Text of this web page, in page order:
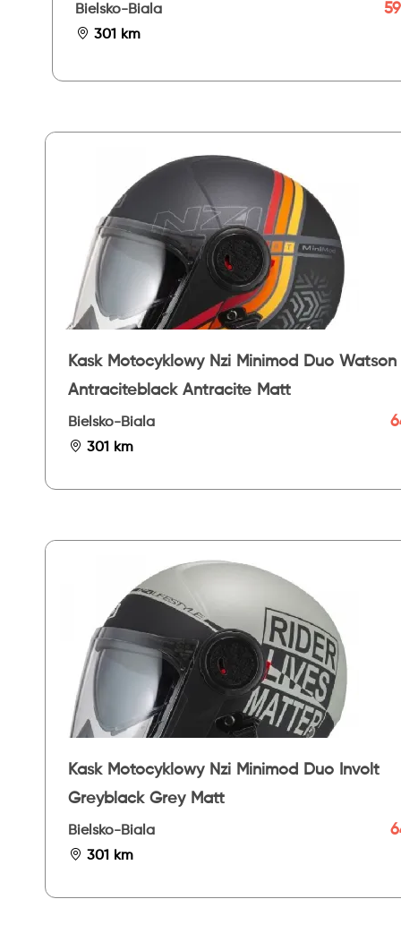
Bielsko-Biala
301 km
Kask Motocyklowy Nzi Minimod Duo Watson
Antraciteblack Antracite Matt
Bielsko-Biala
301 km
Kask Motocyklowy Nzi Minimod Duo Involt
Greyblack Grey Matt
Bielsko-Biala
301 km